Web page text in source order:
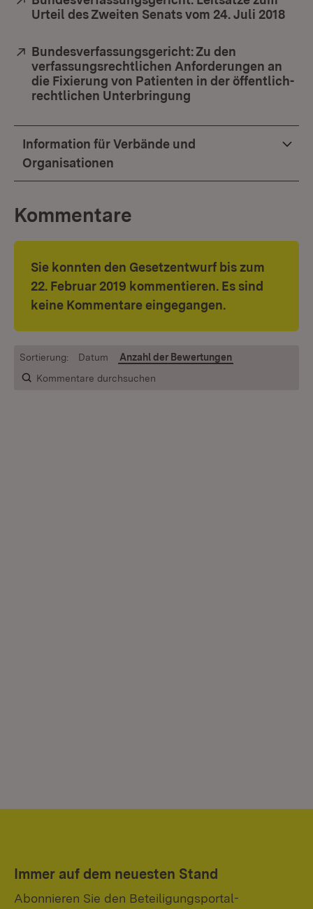
Urteil des Zweiten Senats vom 24. Juli 2018
Extern:
Bundesverfassungsgericht: Zu den
verfassungsrechtlichen Anforderungen an
die Fixierung von Patienten in der öffentlich-
rechtlichen Unterbringung
Information für Verbände und
Organisationen
Kommentare
Sie konnten den Gesetzentwurf bis zum
22. Februar 2019 kommentieren. Es sind
keine Kommentare eingegangen.
Kommentare durchsuchen
Sortierung: Datum Anzahl der Bewertungen
Immer auf dem neuesten Stand
Abonnieren Sie den Beteiligungsportal-